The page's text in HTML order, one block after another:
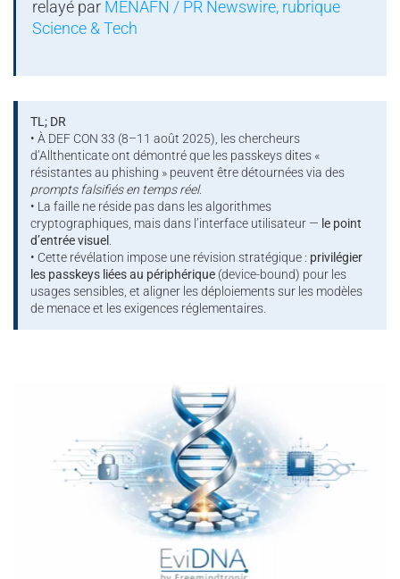
relayé par MENAFN / PR Newswire, rubrique
Science & Tech
TL; DR
• À DEF CON 33 (8–11 août 2025), les chercheurs
d’Allthenticate ont démontré que les passkeys dites «
résistantes au phishing » peuvent être détournées via des
prompts falsifiés en temps réel.
• La faille ne réside pas dans les algorithmes
cryptographiques, mais dans l’interface utilisateur — le point
d’entrée visuel
• Cette révélation impose une révision stratégique : privilégier
les passkeys liées au périphérique (device-bound) pour les
usages sensibles, et aligner les déploiements sur les modèles
de menace et les exigences réglementaires.